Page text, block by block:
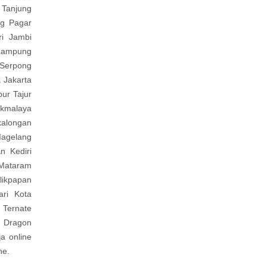
Pagar
Jambi
Jakarta
Tajur
Kediri
Kota
online